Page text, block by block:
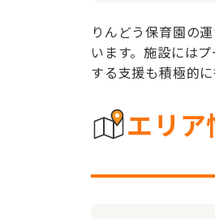
りんどう保育園の
います。施設には
する支援も積極的
エリア